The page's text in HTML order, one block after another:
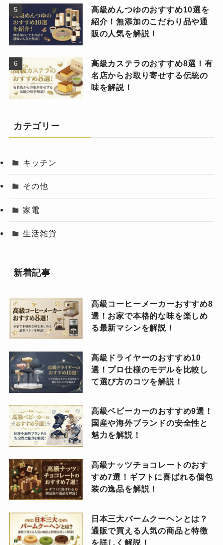
高級めんつゆのおすすめ10選を
紹介！無添加のこだわり品や通
販の人気を解説！
高級カステラのおすすめ8選！有
名店からお取り寄せする伝統の
味を解説！
カテゴリー
キッチン
その他
家電
生活雑貨
新着記事
高級コーヒーメーカーおすすめ8
選！お家で本格的な味を楽しめ
る最新マシンを解説！
高級ドライヤーのおすすめ10
選！プロ仕様のモデルを比較し
て選び方のコツを解説！
高級ベビーカーのおすすめ9選！
国産や海外ブランドの安全性と
魅力を解説！
高級ナッツチョコレートのおす
すめ7選！ギフトに喜ばれる個包
装の逸品を解説！
日本三大バームクーヘンとは？
通販で買える人気の商品と特徴
を詳しく解説！